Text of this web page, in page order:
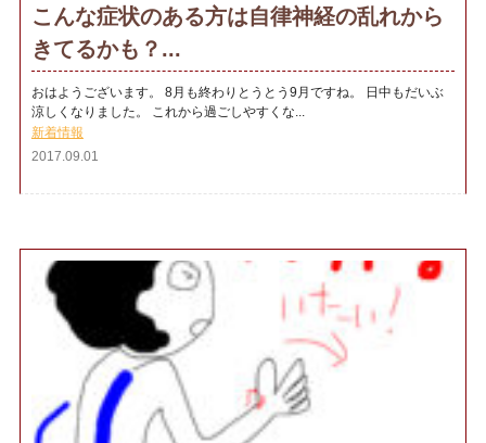
こんな症状のある方は自律神経の乱れから
きてるかも？...
おはようございます。 8月も終わりとうとう9月ですね。 日中もだいぶ
涼しくなりました。 これから過ごしやすくな...
新着情報
2017.09.01